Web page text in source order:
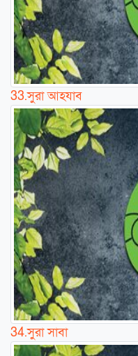
33.সুরা আহযাব
34.সুরা সাবা